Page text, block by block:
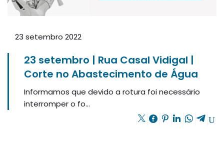
23 setembro 2022
23 setembro | Rua Casal Vidigal |
Corte no Abastecimento de Água
Informamos que devido a rotura foi necessário
interromper o fo...